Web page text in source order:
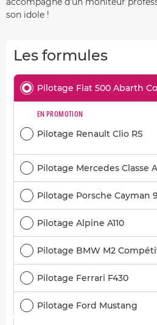
son idole !
Les formules
Pilotage Fiat 500 Abarth
EN PROMOTION
Pilotage Renault Clio RS
Pilotage Mercedes Classe
Pilotage Porsche Cayman
Pilotage Alpine A110
Pilotage BMW M2
Pilotage Ferrari F430
Pilotage Ford Mustang